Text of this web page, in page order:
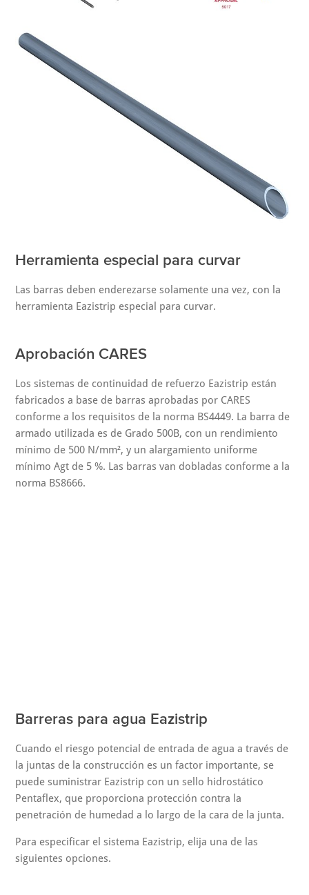
Herramienta especial para curvar
Las barras deben enderezarse solamente una vez, con la
herramienta Eazistrip especial para curvar.
Aprobación CARES
Los sistemas de continuidad de refuerzo Eazistrip están
fabricados a base de barras aprobadas por CARES
conforme a los requisitos de la norma BS4449. La barra de
armado utilizada es de Grado 500B, con un rendimiento
mínimo de 500 N/mm², y un alargamiento uniforme
mínimo Agt de 5 %. Las barras van dobladas conforme a la
norma BS8666.
Barreras para agua Eazistrip
Cuando el riesgo potencial de entrada de agua a través de
la juntas de la construcción es un factor importante, se
puede suministrar Eazistrip con un sello hidrostático
Pentaflex, que proporciona protección contra la
penetración de humedad a lo largo de la cara de la junta.
Para especificar el sistema Eazistrip, elija una de las
siguientes opciones.